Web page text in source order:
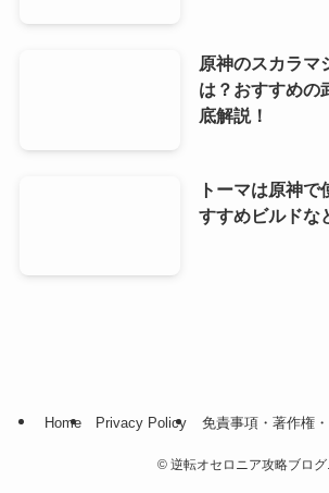
原神のスカラマ
は？おすすめの
底解説！
トーマは原神
すすめビルドな
Home Privacy Policy 免責事項・著作権
©逆転オセロニア攻略ブログ.